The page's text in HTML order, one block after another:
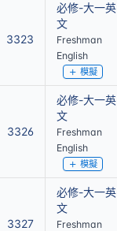
3323
必修-大一英
文
Freshman
English
模擬
3326
必修-大一英
文
Freshman
English
模擬
3327
必修-大一英
文
Freshman